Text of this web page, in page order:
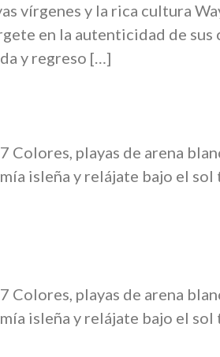
vírgenes y la rica cultura
en la autenticidad de sus
y regreso […]
playas de arena
isleña y relájate bajo el sol
playas de arena
isleña y relájate bajo el sol